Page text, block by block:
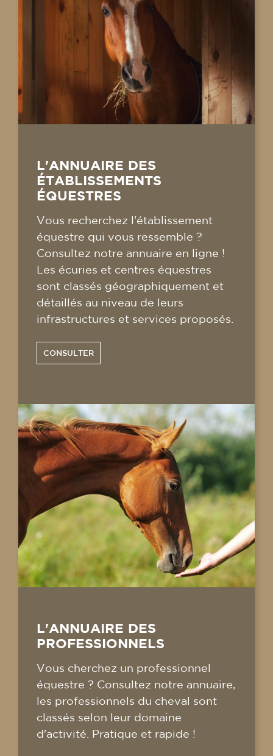
L'ANNUAIRE DES
ÉTABLISSEMENTS
ÉQUESTRES
Vous recherchez l'établissement
équestre qui vous ressemble ?
Consultez notre annuaire en ligne !
Les écuries et centres équestres
sont classés géographiquement et
détaillés au niveau de leurs
infrastructures et services proposés.
CONSULTER
L'ANNUAIRE DES
PROFESSIONNELS
Vous cherchez un professionnel
équestre ? Consultez notre annuaire,
les professionnels du cheval sont
classés selon leur domaine
d'activité. Pratique et rapide !